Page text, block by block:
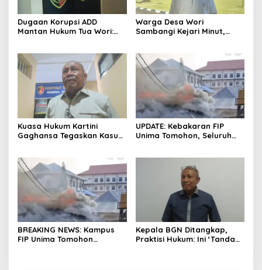
Dugaan Korupsi ADD
Mantan Hukum Tua Wori:
Warga Desa Wori
Sambangi Kejari Minut,
Dana Desa
Kuasa Hukum Kartini
Gaghansa Tegaskan Kasus
UPDATE: Kebakaran FIP
Unima Tomohon, Seluruh
BREAKING NEWS: Kampus
FIP Unima Tomohon
Kepala BGN Ditangkap,
Praktisi Hukum: Ini ‘Tanda